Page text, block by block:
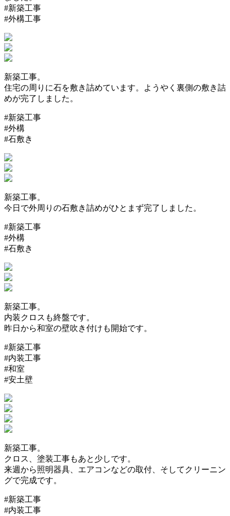
#新築工事
#外構工事
新築工事。
住宅の周りに石を敷き詰めています。ようやく裏側の敷き詰
めが完了しました。
#新築工事
#外構
#石敷き
新築工事。
今日で外周りの石敷き詰めがひとまず完了しました。
#新築工事
#外構
#石敷き
新築工事。
内装クロスも終盤です。
昨日から和室の壁吹き付けも開始です。
#新築工事
#内装工事
#和室
#安土壁
新築工事。
クロス、塗装工事もあと少しです。
来週から照明器具、エアコンなどの取付、そしてクリーニン
グで完成です。
#新築工事
#内装工事